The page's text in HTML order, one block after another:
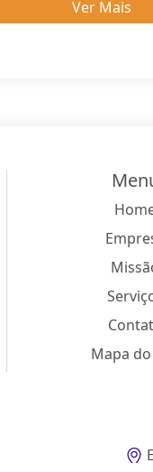
Ver Mais
Mapa